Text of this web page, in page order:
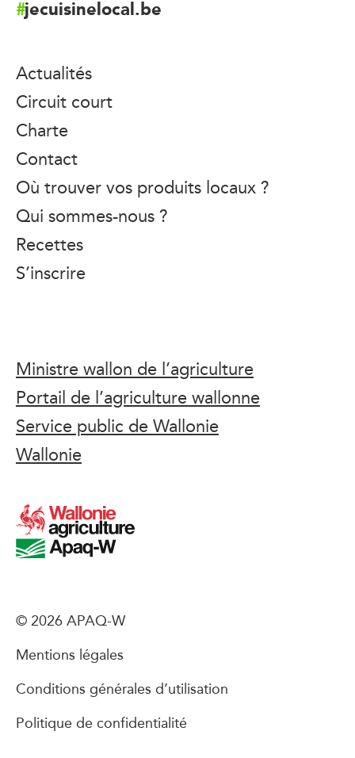
jecuisinelocal.be
Actualités
Circuit court
Charte
Contact
Où trouver vos produits locaux ?
Qui sommes-nous ?
Recettes
S’inscrire
Ministre wallon de l’agriculture
Portail de l’agriculture wallonne
Service public de Wallonie
Wallonie
© 2026 APAQ-W
Mentions légales
Conditions générales d’utilisation
Politique de confidentialité